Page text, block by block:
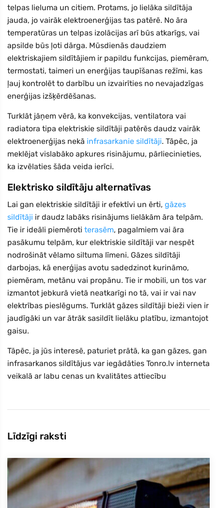
telpas lieluma un citiem. Protams, jo lielāka sildītāja
jauda, jo vairāk elektroenerģijas tas patērē. No āra
temperatūras un telpas izolācijas arī būs atkarīgs, vai
apsilde būs ļoti dārga. Mūsdienās daudziem
elektriskajiem sildītājiem ir papildu funkcijas, piemēram,
termostati, taimeri un enerģijas taupīšanas režīmi, kas
ļauj kontrolēt to darbību un izvairīties no nevajadzīgas
enerģijas izšķērdēšanas.
Turklāt jāņem vērā, ka konvekcijas, ventilatora vai
radiatora tipa elektriskie sildītāji patērēs daudz vairāk
elektroenerģijas nekā infrasarkanie sildītāji. Tāpēc, ja
meklējat vislabāko apkures risinājumu, pārliecinieties,
ka izvēlaties šāda veida ierīci.
Elektrisko sildītāju alternatīvas
Lai gan elektriskie sildītāji ir efektīvi un ērti, gāzes
sildītāji ir daudz labāks risinājums lielākām āra telpām.
Tie ir ideāli piemēroti terasēm, pagalmiem vai āra
pasākumu telpām, kur elektriskie sildītāji var nespēt
nodrošināt vēlamo siltuma līmeni. Gāzes sildītāji
darbojas, kā enerģijas avotu sadedzinot kurināmo,
piemēram, metānu vai propānu. Tie ir mobili, un tos var
izmantot jebkurā vietā neatkarīgi no tā, vai ir vai nav
elektrības pieslēgums. Turklāt gāzes sildītāji bieži vien ir
jaudīgāki un var ātrāk sasildīt lielāku platību, izmantojot
gaisu.
Tāpēc, ja jūs interesē, paturiet prātā, ka gan gāzes, gan
infrasarkanos sildītājus var iegādāties Tonro.lv interneta
veikalā ar labu cenas un kvalitātes attiecību
Līdzīgi raksti